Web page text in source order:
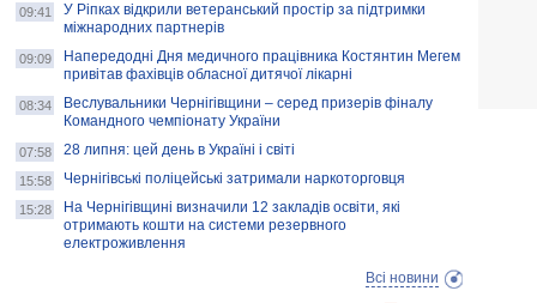
09:41
У Ріпках відкрили ветеранський простір за підтримки
міжнародних партнерів
09:09
Напередодні Дня медичного працівника Костянтин Мегем
привітав фахівців обласної дитячої лікарні
08:34
Веслувальники Чернігівщини – серед призерів фіналу
Командного чемпіонату України
07:58 28 липня: цей день в Україні і світі
15:58 Чернігівські поліцейські затримали наркоторговця
15:28
На Чернігівщині визначили 12 закладів освіти, які
отримають кошти на системи резервного
електроживлення
Всі новини